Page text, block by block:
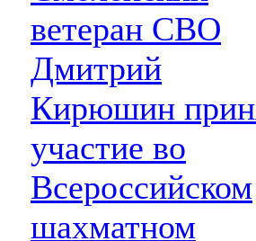
ветеран СВО
Дмитрий
Кирюшин
участие во
Всероссийском
шахматном